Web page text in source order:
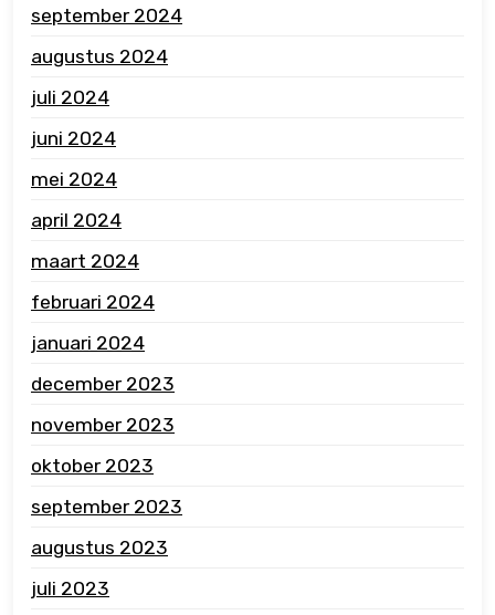
september 2024
augustus 2024
juli 2024
juni 2024
mei 2024
april 2024
maart 2024
februari 2024
januari 2024
december 2023
november 2023
oktober 2023
september 2023
augustus 2023
juli 2023